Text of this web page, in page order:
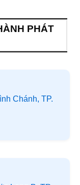
PHÁT
Chánh, TP.